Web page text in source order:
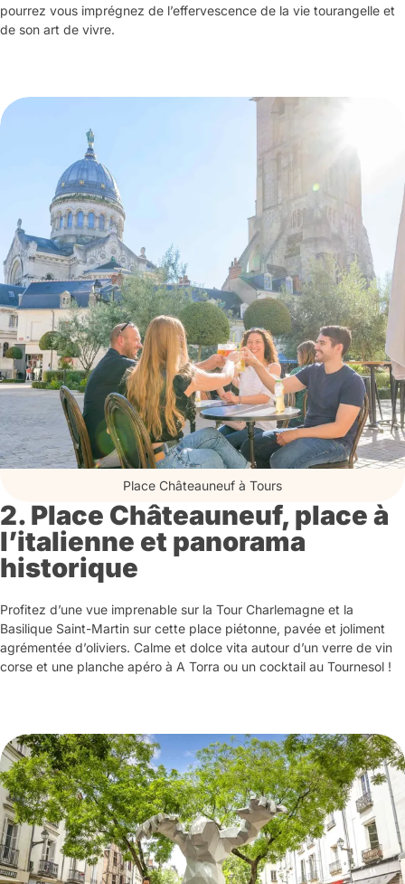
pourrez vous imprégnez de l’effervescence de la vie tourangelle et
de son art de vivre.
Place Châteauneuf à Tours
2. Place Châteauneuf, place à
l’italienne et panorama
historique
Profitez d’une vue imprenable sur la Tour Charlemagne et la
Basilique Saint-Martin sur cette place piétonne, pavée et joliment
agrémentée d’oliviers. Calme et dolce vita autour d’un verre de vin
corse et une planche apéro à A Torra ou un cocktail au Tournesol !